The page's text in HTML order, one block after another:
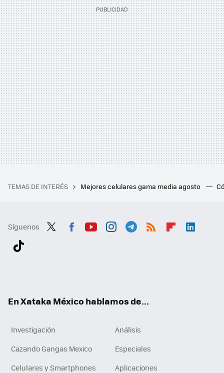
TEMAS DE INTERÉS Mejores celulares gama media agosto
Síguenos
En Xataka México hablamos de...
Investigación
Análisis
Cazando Gangas Mexico
Especiales
Celulares y Smartphones
Aplicaciones